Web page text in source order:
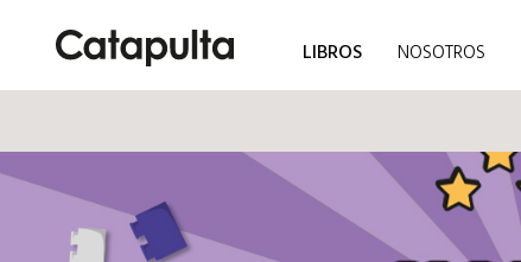
LIBROS NOSOTROS